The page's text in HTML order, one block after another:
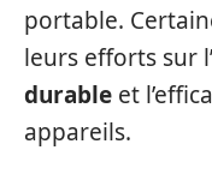
portable.
leurs efforts sur
durable et
appareils.